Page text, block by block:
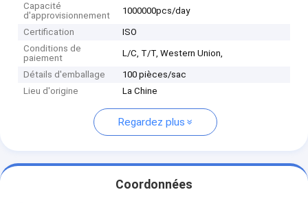
Capacité
d'approvisionnement
1000000pcs/day
Certification
ISO
Conditions de
paiement
L/C, T/T, Western Union,
Détails d'emballage
100 pièces/sac
Lieu d'origine
La Chine
Regardez plus
Coordonnées